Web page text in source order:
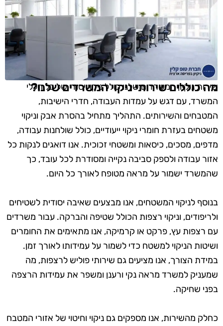
מה כוללים שירותי ניקוי המשרדים שלנו?
שירות ניקיון המשרדים שלנו כולל ניקוי יסודי של כל חללי
המשרד, עם דגש על עמדות העבודה, חדרי הישיבות,
המטבחים והשירותים. התהליך מתחיל בהסרת אבק וניקוי
משטחים בעזרת חומרי ניקוי ייעודיים, כולל שולחנות עבודה,
מדפים, מסכים, כיסאות ומשטחי זכוכית. אנו דואגים לנקות כל
אזור עבודה ולספק סביבה נקייה ומסודרת לכל עובד, כך
שהמשרד ישמור על מראה מטופח לאורך כל היום.
בנוסף לניקוי המשטחים, אנו מבצעים שאיבה יסודית לשטיחים
ולריפודים, וניקוי רצפות הכולל שטיפה והברקה. עבור משרדים
עם רצפות עץ, פרקט או קרמיקה, אנו מתאימים את החומרים
ושיטות הניקוי למשטח כדי לשמור על עמידותו לאורך זמן.
במידת הצורך, אנו מציעים גם שירותי פוליש לרצפות, מה
שמעניק למשרד מראה נקי ורענן ומשפר את עמידות הרצפה
בפני שחיקה.
כחלק מהשירות, אנו מספקים גם ניקוי וחיטוי של אזורי המטבח